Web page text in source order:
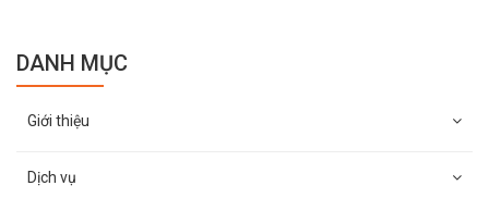
DANH MỤC
Giới thiệu
Dịch vụ